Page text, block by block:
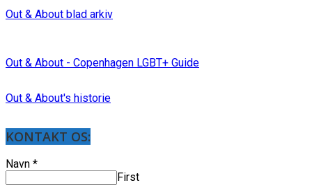
Out & About blad arkiv
Out & About - Copenhagen LGBT+ Guide
Out & About's historie
KONTAKT OS:
Navn *
First